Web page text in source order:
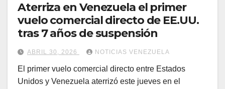
Aterriza en Venezuela el primer
vuelo comercial directo de EE.UU.
tras 7 años de suspensión
ABRIL 30, 2026 NOTICIAS VENEZUELA
El primer vuelo comercial directo entre Estados
Unidos y Venezuela aterrizó este jueves en el